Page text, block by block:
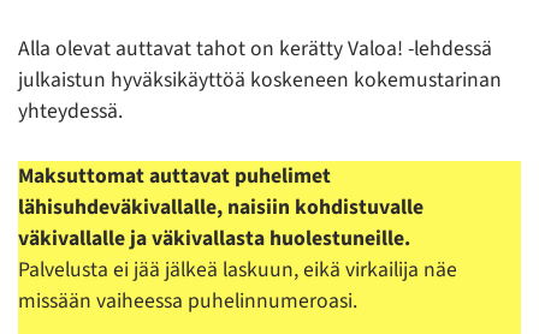
Alla olevat auttavat tahot on kerätty Valoa! -lehdessä
julkaistun hyväksikäyttöä koskeneen kokemustarinan
yhteydessä.
Maksuttomat auttavat puhelimet
lähisuhdeväkivallalle, naisiin kohdistuvalle
väkivallalle ja väkivallasta huolestuneille.
Palvelusta ei jää jälkeä laskuun, eikä virkailija näe
missään vaiheessa puhelinnumeroasi.